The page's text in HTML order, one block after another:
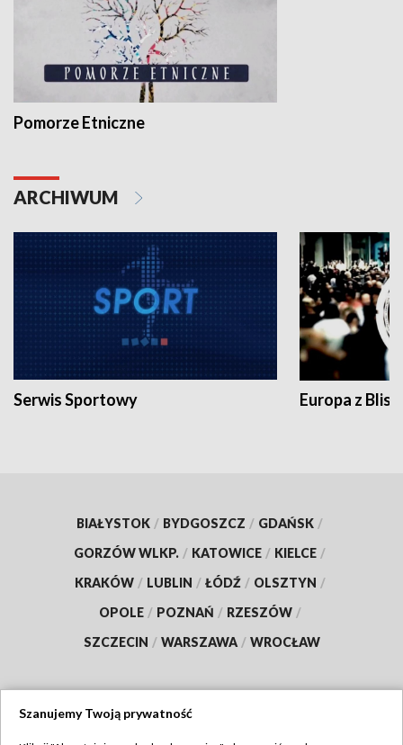
Pomorze Etniczne
ARCHIWUM
Serwis Sportowy Europa z
BIAŁYSTOK / BYDGOSZCZ / GDAŃSK /
GORZÓW WLKP. / KATOWICE / KIELCE /
KRAKÓW / LUBLIN / ŁÓDŹ / OLSZTYN /
OPOLE / POZNAŃ / RZESZÓW /
SZCZECIN / WARSZAWA / WROCŁAW
Szanujemy Twoją prywatność